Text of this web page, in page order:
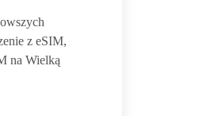
z eSIM,
na Wielką